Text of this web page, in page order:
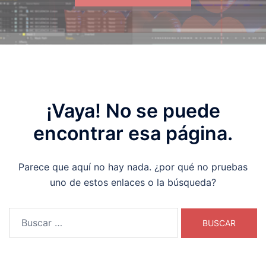
¡Vaya! No se puede
encontrar esa página.
Parece que aquí no hay nada. ¿por qué no pruebas
uno de estos enlaces o la búsqueda?